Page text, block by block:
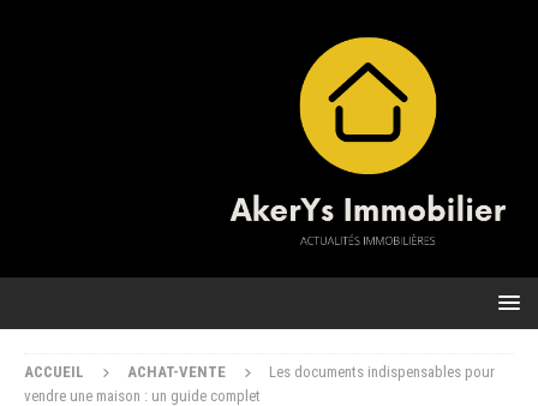
ACCUEIL ACHAT-VENTE
Les documents indispensables pour
vendre une maison : un guide complet